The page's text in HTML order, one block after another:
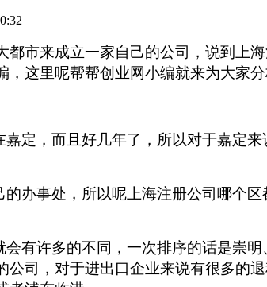
市来成立一家自己的公司，说到上
这里呢帮帮创业网小编就来为大家分
定，而且好几年了，所以对于嘉定
办事处，所以呢上海注册公司哪个
有许多的不同，一次排序的话是崇
司，对于进出口企业来说有很多的